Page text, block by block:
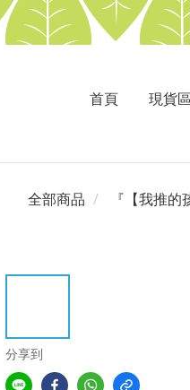
首頁 現貨區
全部商品 『【我推的
分享到